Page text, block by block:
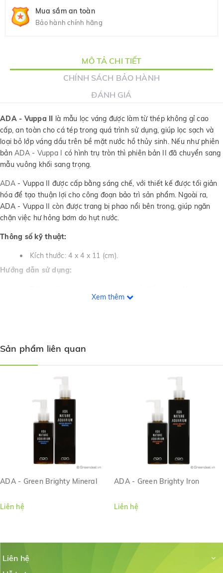
Mua sắm an toàn
Bảo hành chính hãng
MÔ TẢ CHI TIẾT
CHÍNH SÁCH BẢO HÀNH
ĐÁNH GIÁ
ADA - Vuppa II
là mẫu lọc váng được làm từ thép không gỉ cao
cấp, an toàn cho cá tép trong quá trình sử dụng, giúp lọc sạch và
loại bỏ lớp váng dầu trên bề mặt nước hồ thủy sinh. Nếu như phiên
bản ADA - Vuppa I
có hình trụ tròn thì phiên bản II đã chuyển sang
mẫu vuông khối sang trọng.
ADA- Vuppa II được cấp bằng sáng chế, với thiết kế được tối giản
hóa để tạo thuận lợi cho công đoạn bảo trì sản phẩm. Ngoài ra,
ADA - Vuppa II còn được trang bị phao nổi bên trong, giúp ngăn
chặn việc hư hỏng bơm do hụt nước.
Thông số kỹ thuật:
Kích thước: 4 x 4 x 11 (cm).
Hướng dẫn sử dụng:
Xem thêm
Sản phẩm liên quan
ADA - Green Brighty Mineral
Liên hệ
ADA - Green Brighty Iron
Liên hệ
Liên hệ